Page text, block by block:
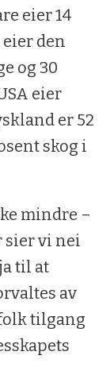
eier 14
den
og 30
eier
er 52
skog i
mindre –
sier vi nei
til at
av
tilgang